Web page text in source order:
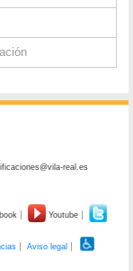
real.es
Youtube
Aviso legal